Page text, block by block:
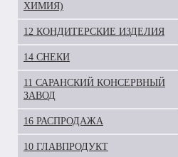
ХИМИЯ)
12 КОНДИТЕРСКИЕ ИЗДЕЛИЯ
14 СНЕКИ
11 САРАНСКИЙ КОНСЕРВНЫЙ
ЗАВОД
16 РАСПРОДАЖА
10 ГЛАВПРОДУКТ